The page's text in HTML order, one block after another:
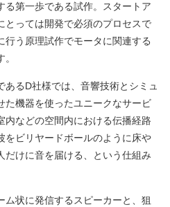
る第一歩である試作。スタートア
とっては開発で必須のプロセスで
う原理試作でモータに関連する
るD社様では、音響技術とシミュ
た機器を使ったユニークなサービ
内などの空間内における伝播経路
をビリヤードボールのように床や
だけに音を届ける、という仕組み
ム状に発信するスピーカーと、狙